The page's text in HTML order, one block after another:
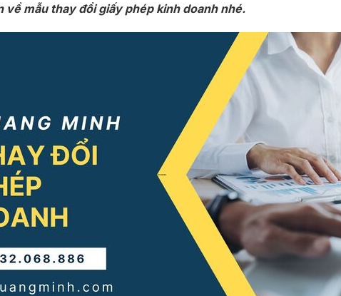
về mẫu thay đổi giấy phép kinh doanh nhé.